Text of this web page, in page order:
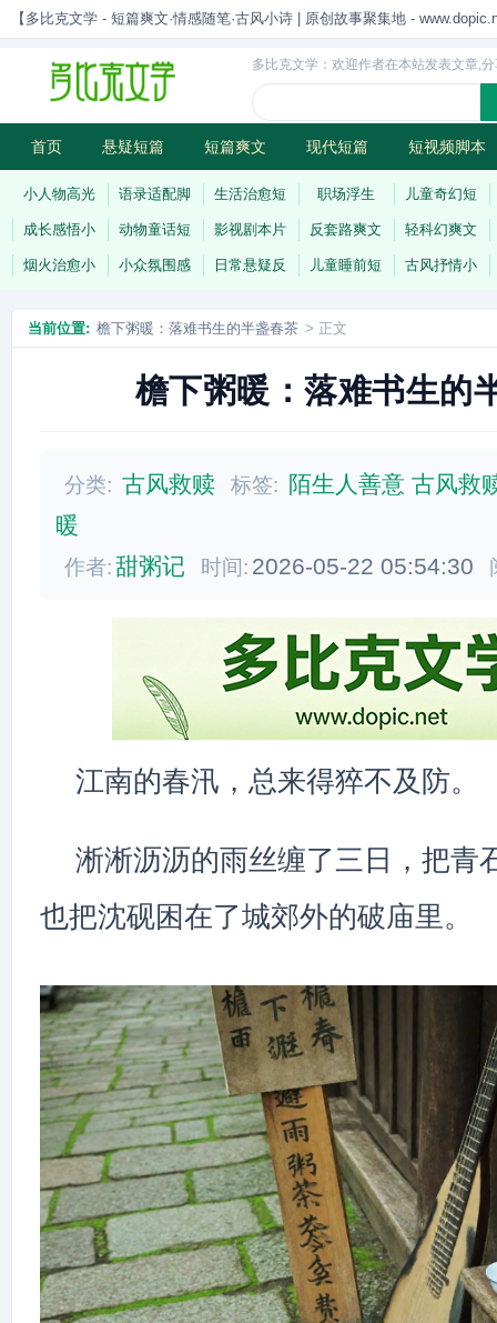
【多比克文学 - 短篇爽文·情感随笔·古风小诗 | 原创故事聚集地 -
多比克文学：欢迎作者在本站发表文章,
首页 悬疑短篇 短篇爽文 现代短篇 短视频脚本
古风小诗 科幻短篇 现代小诗 连载
小人物高光 语录适配脚 生活治愈短 职场浮生 儿童奇幻短
成长感悟小 动物童话短 影视剧本片 反套路爽文 轻科幻爽文
烟火治愈小 小众氛围感 日常悬疑反 儿童睡前短 古风抒情小
当前位置: 檐下粥暖：落难书生的半盏春茶 > 正文
檐下粥暖：落难书生的
分类: 古风救赎 标签: 陌生人善意 古风救
暖
作者:甜粥记 时间: 2026-05-22 05:54:30
江南的春汛，总来得猝不及防。
淅淅沥沥的雨丝缠了三日，把青
也把沈砚困在了城郊外的破庙里。